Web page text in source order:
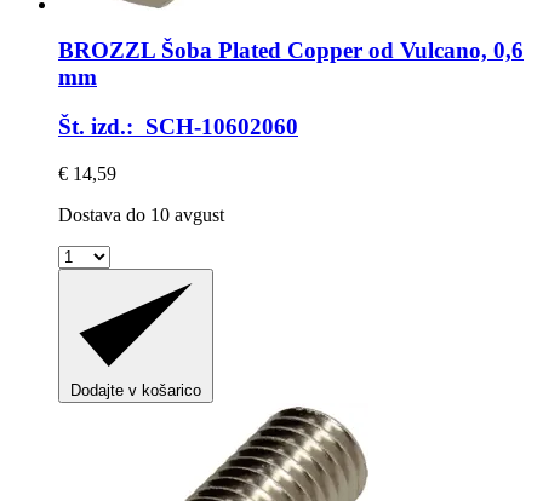
BROZZL Šoba Plated Copper od Vulcano, 0,6
mm
Št. izd.: SCH-10602060
€ 14,59
Dostava do 10 avgust
Dodajte v košarico